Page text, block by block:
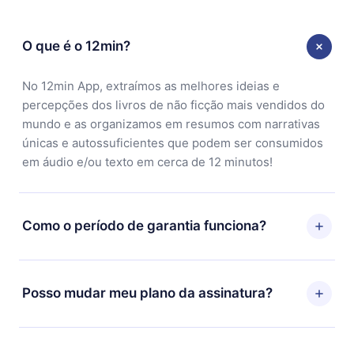
O que é o 12min?
No 12min App, extraímos as melhores ideias e
percepções dos livros de não ficção mais vendidos do
mundo e as organizamos em resumos com narrativas
únicas e autossuficientes que podem ser consumidos
em áudio e/ou texto em cerca de 12 minutos!
Como o período de garantia funciona?
Você pode baixar nosso aplicativo e começar a
aproveitar nossa biblioteca. Se por algum motivo não
ficar satisfeito com nossa plataforma, basta entrar em
Posso mudar meu plano da assinatura?
Sim, mas a mudança só se aplicará a partir do próximo